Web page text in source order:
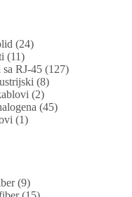
(24)
(11)
RJ-45 (127)
(8)
(2)
(45)
(1)
(9)